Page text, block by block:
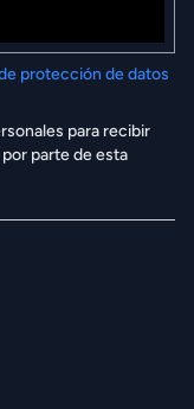
protección de datos
para recibir
parte de esta